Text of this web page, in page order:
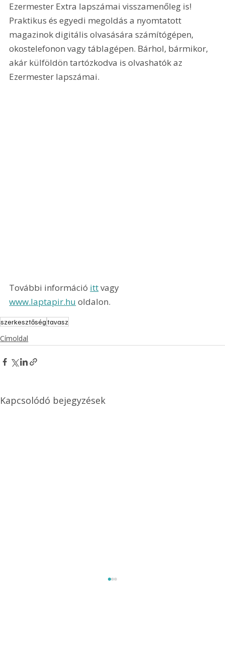
Ezermester Extra lapszámai visszamenőleg is!
Praktikus és egyedi megoldás a nyomtatott
magazinok digitális olvasására számítógépen,
okostelefonon vagy táblagépen. Bárhol, bármikor,
akár külföldön tartózkodva is olvashatók az
Ezermester lapszámai.
További információ itt vagy
www.laptapir.hu oldalon.
szerkesztőségtavasz
Címoldal
Kapcsolódó bejegyzések